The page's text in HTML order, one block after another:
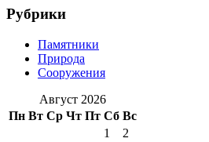
Рубрики
Памятники
Природа
Сооружения
Август 2026
Пн Вт Ср Чт Пт Сб Вс
1
2